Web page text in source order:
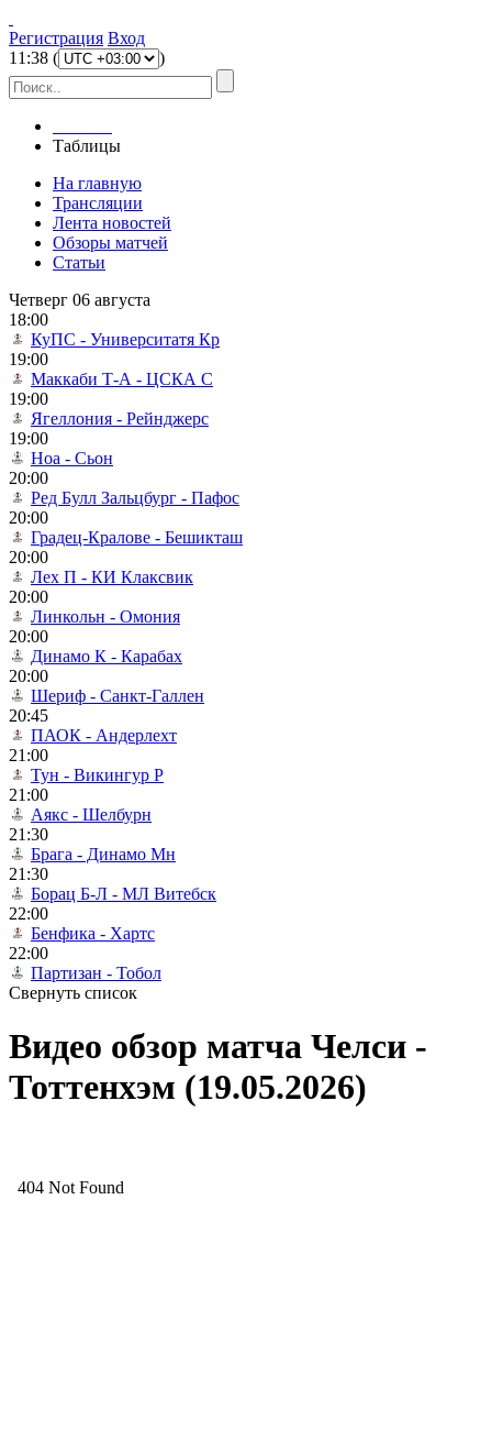
Регистрация Вход
11 :38 ( )
Таблицы
На главную
Трансляции
Лента новостей
Обзоры матчей
Статьи
Четверг 06 августа
18:00
КуПС - Университатя Кр
19:00
Маккаби Т-А - ЦСКА С
19:00
Ягеллония - Рейнджерс
19:00
Ноа - Сьон
20:00
Ред Булл Зальцбург - Пафос
20:00
Градец-Кралове - Бешикташ
20:00
Лех П - КИ Клаксвик
20:00
Линкольн - Омония
20:00
Динамо К - Карабах
20:00
Шериф - Санкт-Галлен
20:45
ПАОК - Андерлехт
21:00
Тун - Викингур Р
21:00
Аякс - Шелбурн
21:30
Брага - Динамо Мн
21:30
Борац Б-Л - МЛ Витебск
22:00
Бенфика - Хартс
22:00
Партизан - Тобол
Свернуть список
Видео обзор матча Челси -
Тоттенхэм (19.05.2026)